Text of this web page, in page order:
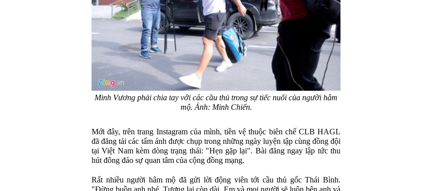
Minh Vương phải chia tay với các cầu thủ trong sự tiếc nuối của người hâm
mộ. Ảnh: Minh Chiến.
Mới đây, trên trang Instagram của mình, tiền vệ thuộc biên chế CLB HAGL
đã đăng tải các tấm ảnh được chụp trong những ngày luyện tập cùng đồng đội
tại Việt Nam kèm dòng trạng thái: "Hẹn gặp lại". Bài đăng ngay lập tức thu
hút đông đảo sự quan tâm của cộng đồng mạng.
Rất nhiều người hâm mộ đã gửi lời động viên tới cầu thủ gốc Thái Bình.